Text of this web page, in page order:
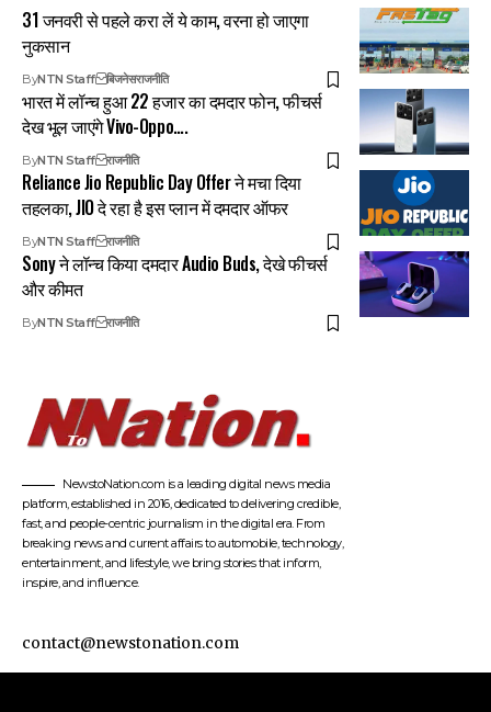
31 जनवरी से पहले करा लें ये काम, वरना हो जाएगा
नुकसान
ByNTN Staff बिजनेसराजनीति
भारत में लॉन्च हुआ 22 हजार का दमदार फोन, फीचर्स
देख भूल जाएंगे Vivo-Oppo….
ByNTN Staff राजनीति
Reliance Jio Republic Day Offer ने मचा दिया
तहलका, JIO दे रहा है इस प्लान में दमदार ऑफर
ByNTN Staff राजनीति
Sony ने लॉन्च किया दमदार Audio Buds, देखे फीचर्स
और कीमत
ByNTN Staff राजनीति
NewstoNation.com is a leading digital news media
platform, established in 2016, dedicated to delivering credible,
fast, and people-centric journalism in the digital era. From
breaking news and current affairs to automobile, technology,
entertainment, and lifestyle, we bring stories that inform,
inspire, and influence.
contact@newstonation.com